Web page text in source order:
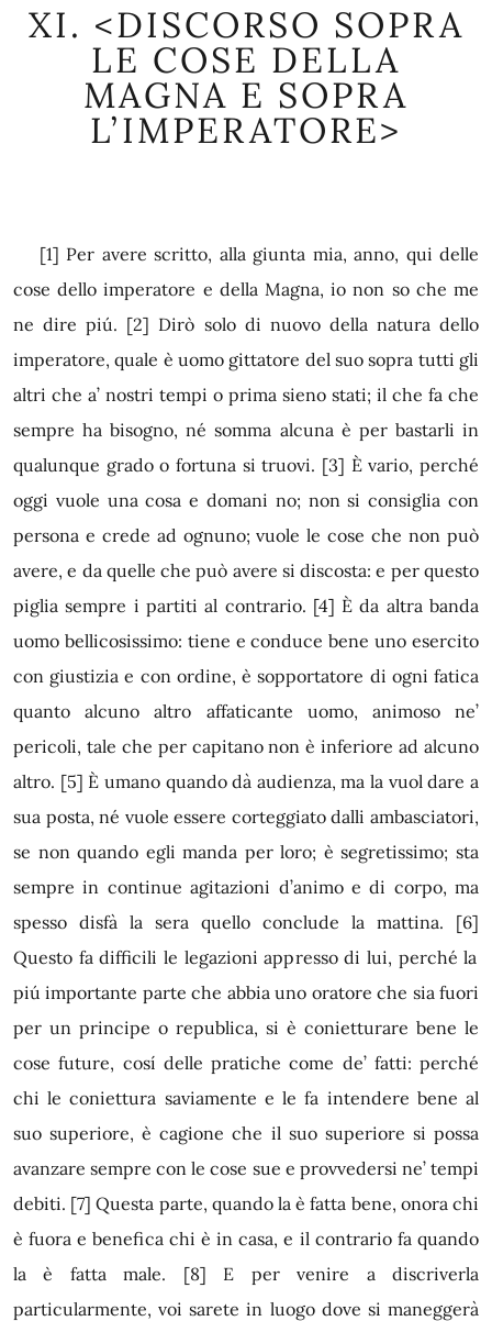
XI. <DISCORSO SOPRA
LE COSE DELLA
MAGNA E SOPRA
L’IMPERATORE>
[1] Per avere scritto, alla giunta mia, anno, qui delle
cose dello imperatore e della Magna, io non so che me
ne dire piú. [2] Dirò solo di nuovo della natura dello
imperatore, quale è uomo gittatore del suo sopra tutti gli
altri che a’ nostri tempi o prima sieno stati; il che fa che
sempre ha bisogno, né somma alcuna è per bastarli in
qualunque grado o fortuna si truovi. [3] È vario, perché
oggi vuole una cosa e domani no; non si consiglia con
persona e crede ad ognuno; vuole le cose che non può
avere, e da quelle che può avere si discosta: e per questo
piglia sempre i partiti al contrario. [4] È da altra banda
uomo bellicosissimo: tiene e conduce bene uno esercito
con giustizia e con ordine, è sopportatore di ogni fatica
quanto alcuno altro affaticante uomo, animoso ne’
pericoli, tale che per capitano non è inferiore ad alcuno
altro. [5] È umano quando dà audienza, ma la vuol dare a
sua posta, né vuole essere corteggiato dalli ambasciatori,
se non quando egli manda per loro; è segretissimo; sta
sempre in continue agitazioni d’animo e di corpo, ma
spesso disfà la sera quello conclude la mattina. [6]
Questo fa difficili le legazioni appresso di lui, perché la
piú importante parte che abbia uno oratore che sia fuori
per un principe o republica, si è conietturare bene le
cose future, cosí delle pratiche come de’ fatti: perché
chi le coniettura saviamente e le fa intendere bene al
suo superiore, è cagione che il suo superiore si possa
avanzare sempre con le cose sue e provvedersi ne’ tempi
debiti. [7] Questa parte, quando la è fatta bene, onora chi
è fuora e benefica chi è in casa, e il contrario fa quando
la è fatta male. [8] E per venire a discriverla
particularmente, voi sarete in luogo dove si maneggerà